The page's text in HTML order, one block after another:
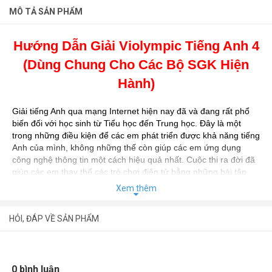
MÔ TẢ SẢN PHẨM
Hướng Dẫn Giải Violympic Tiếng Anh 4
(Dùng Chung Cho Các Bộ SGK Hiện
Hành)
Giải tiếng Anh qua mạng Internet hiện nay đã và đang rất phổ
biến đối với học sinh từ Tiểu học đến Trung học. Đây là một
trong những điều kiện để các em phát triển được khả năng tiếng
Anh của mình, không những thế còn giúp các em ứng dụng
công nghệ thông tin một cách hiệu quả nhất. Cuộc thi ra đời đã
giúp các em thay thế các trò chơi điện tử bằng những bài tập
tiếng Anh, đó là một việc làm rất có ý nghĩa. Để giúp các em
luyện tập được tốt hơn trước khi đến với máy tính,
Violympic Tiếng Anh 4.
trong mỗi vòng thi, tác giả có đưa ra cách làm tốt nhất giúp các
Xem thêm
HỎI, ĐÁP VỀ SẢN PHẨM
0 bình luận